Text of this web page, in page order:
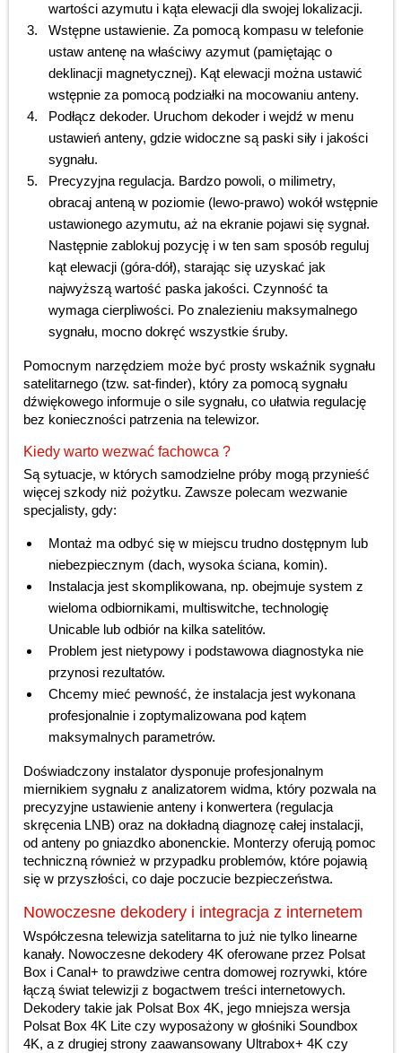
wartości azymutu i kąta elewacji dla swojej lokalizacji.
Wstępne ustawienie. Za pomocą kompasu w telefonie
ustaw antenę na właściwy azymut (pamiętając o
deklinacji magnetycznej). Kąt elewacji można ustawić
wstępnie za pomocą podziałki na mocowaniu anteny.
Podłącz dekoder. Uruchom dekoder i wejdź w menu
ustawień anteny, gdzie widoczne są paski siły i jakości
sygnału.
Precyzyjna regulacja. Bardzo powoli, o milimetry,
obracaj anteną w poziomie (lewo-prawo) wokół wstępnie
ustawionego azymutu, aż na ekranie pojawi się sygnał.
Następnie zablokuj pozycję i w ten sam sposób reguluj
kąt elewacji (góra-dół), starając się uzyskać jak
najwyższą wartość paska jakości. Czynność ta
wymaga cierpliwości. Po znalezieniu maksymalnego
sygnału, mocno dokręć wszystkie śruby.
Pomocnym narzędziem może być prosty wskaźnik sygnału
satelitarnego (tzw. sat-finder), który za pomocą sygnału
dźwiękowego informuje o sile sygnału, co ułatwia regulację
bez konieczności patrzenia na telewizor.
Kiedy warto wezwać fachowca ?
Są sytuacje, w których samodzielne próby mogą przynieść
więcej szkody niż pożytku. Zawsze polecam wezwanie
specjalisty, gdy:
Montaż ma odbyć się w miejscu trudno dostępnym lub
niebezpiecznym (dach, wysoka ściana, komin).
Instalacja jest skomplikowana, np. obejmuje system z
wieloma odbiornikami, multiswitche, technologię
Unicable lub odbiór na kilka satelitów.
Problem jest nietypowy i podstawowa diagnostyka nie
przynosi rezultatów.
Chcemy mieć pewność, że instalacja jest wykonana
profesjonalnie i zoptymalizowana pod kątem
maksymalnych parametrów.
Doświadczony instalator dysponuje profesjonalnym
miernikiem sygnału z analizatorem widma, który pozwala na
precyzyjne ustawienie anteny i konwertera (regulacja
skręcenia LNB) oraz na dokładną diagnozę całej instalacji,
od anteny po gniazdko abonenckie. Monterzy oferują pomoc
techniczną również w przypadku problemów, które pojawią
się w przyszłości, co daje poczucie bezpieczeństwa.
Nowoczesne dekodery i integracja z internetem
Współczesna telewizja satelitarna to już nie tylko linearne
kanały. Nowoczesne dekodery 4K oferowane przez Polsat
Box i Canal+ to prawdziwe centra domowej rozrywki, które
łączą świat telewizji z bogactwem treści internetowych.
Dekodery takie jak Polsat Box 4K, jego mniejsza wersja
Polsat Box 4K Lite czy wyposażony w głośniki Soundbox
4K, a z drugiej strony zaawansowany Ultrabox+ 4K czy